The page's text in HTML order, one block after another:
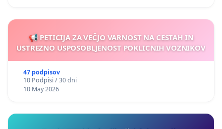
📢 PETICIJA ZA VEČJO VARNOST NA CESTAH IN
USTREZNO USPOSOBLJENOST POKLICNIH VOZNIKOV
47 podpisov
10 Podpisi / 30 dni
10 May 2026